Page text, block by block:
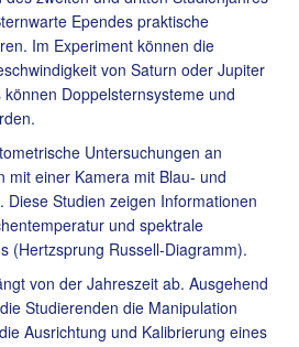
Ependes praktische
Im Experiment können die
von Saturn oder Jupiter
Doppelsternsysteme und
Untersuchungen an
mit einer Kamera mit Blau- und
Studien zeigen Informationen
und spektrale
(Hertzsprung Russell-Diagramm).
von der Jahreszeit ab. Ausgehend
Studierenden die Manipulation
Ausrichtung und Kalibrierung eines